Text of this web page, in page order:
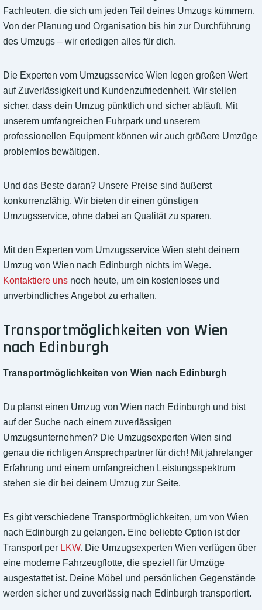
Fachleuten, die sich um jeden Teil deines Umzugs kümmern.
Von der Planung und Organisation bis hin zur Durchführung
des Umzugs – wir erledigen alles für dich.
Die Experten vom Umzugsservice Wien legen großen Wert
auf Zuverlässigkeit und Kundenzufriedenheit. Wir stellen
sicher, dass dein Umzug pünktlich und sicher abläuft. Mit
unserem umfangreichen Fuhrpark und unserem
professionellen Equipment können wir auch größere Umzüge
problemlos bewältigen.
Und das Beste daran? Unsere Preise sind äußerst
konkurrenzfähig. Wir bieten dir einen günstigen
Umzugsservice, ohne dabei an Qualität zu sparen.
Mit den Experten vom Umzugsservice Wien steht deinem
Umzug von Wien nach Edinburgh nichts im Wege.
Kontaktiere uns noch heute, um ein kostenloses und
unverbindliches Angebot zu erhalten.
Transportmöglichkeiten von Wien
nach Edinburgh
Transportmöglichkeiten von Wien nach Edinburgh
Du planst einen Umzug von Wien nach Edinburgh und bist
auf der Suche nach einem zuverlässigen
Umzugsunternehmen? Die Umzugsexperten Wien sind
genau die richtigen Ansprechpartner für dich! Mit jahrelanger
Erfahrung und einem umfangreichen Leistungsspektrum
stehen sie dir bei deinem Umzug zur Seite.
Es gibt verschiedene Transportmöglichkeiten, um von Wien
nach Edinburgh zu gelangen. Eine beliebte Option ist der
Transport per LKW. Die Umzugsexperten Wien verfügen über
eine moderne Fahrzeugflotte, die speziell für Umzüge
ausgestattet ist. Deine Möbel und persönlichen Gegenstände
werden sicher und zuverlässig nach Edinburgh transportiert.